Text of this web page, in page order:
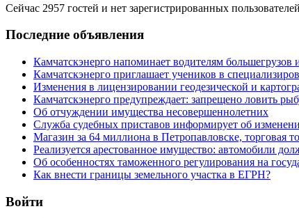
Сейчас 2957 гостей и нет зарегистрированных
Последние объявления
Камчатскэнерго напоминает водителям большегрузов
Камчатскэнерго приглашает учеников в
Изменения в лицензировании геодезической и
Камчатскэнерго предупреждает: запрещено ловить
Об отчуждении имущества несовершеннолетних
Служба судебных приставов информирует об
Магазин за 64 миллиона в Петропавловске,
Реализуется арестованное имущество: автомобили
Об особенностях таможенного регулирования на
Как внести границы земельного участка в ЕГРН?
Войти